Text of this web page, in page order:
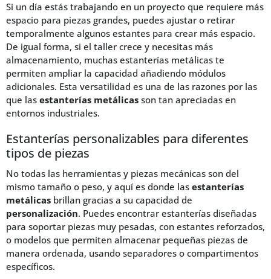
Si un día estás trabajando en un proyecto que requiere más
espacio para piezas grandes, puedes ajustar o retirar
temporalmente algunos estantes para crear más espacio.
De igual forma, si el taller crece y necesitas más
almacenamiento, muchas estanterías metálicas te
permiten ampliar la capacidad añadiendo módulos
adicionales. Esta versatilidad es una de las razones por las
que las estanterías metálicas son tan apreciadas en
entornos industriales.
Estanterías personalizables para diferentes
tipos de piezas
No todas las herramientas y piezas mecánicas son del
mismo tamaño o peso, y aquí es donde las estanterías
metálicas brillan gracias a su capacidad de
personalización. Puedes encontrar estanterías diseñadas
para soportar piezas muy pesadas, con estantes reforzados,
o modelos que permiten almacenar pequeñas piezas de
manera ordenada, usando separadores o compartimentos
específicos.